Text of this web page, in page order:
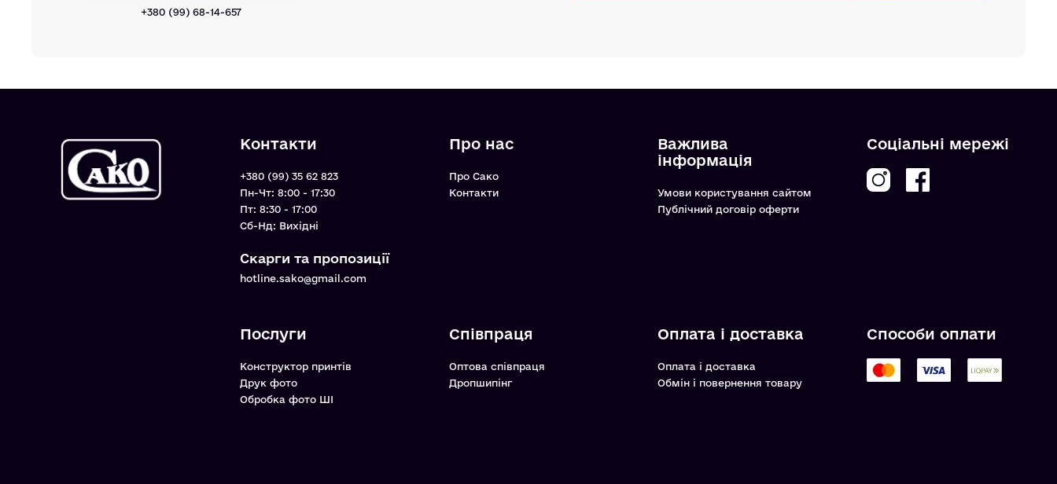
+380 (99) 68-14-657
Контакти
+380 (99) 35 62 823
Пн-Чт: 8:00 - 17:30
Пт: 8:30 - 17:00
Cб-Нд: Вихідні
Скарги та пропозиції
hotline.sako@gmail.com
Про нас
Про Сако
Контакти
Важлива
інформація
Умови користування сайтом
Публічний договір оферти
Соціальні мережі
Послуги
Конструктор принтів
Друк фото
Обробка фото ШІ
Співпраця
Оптова співпраця
Дропшипінг
Оплата і доставка
Оплата і доставка
Обмін і повернення товару
Способи оплати